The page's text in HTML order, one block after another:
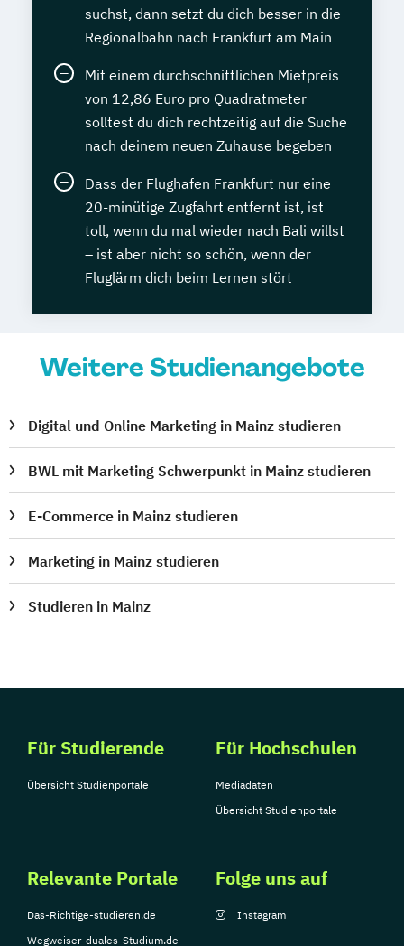
suchst, dann setzt du dich besser in die
Regionalbahn nach Frankfurt am Main
Mit einem durchschnittlichen Mietpreis
von 12,86 Euro pro Quadratmeter
solltest du dich rechtzeitig auf die Suche
nach deinem neuen Zuhause begeben
Dass der Flughafen Frankfurt nur eine
20-minütige Zugfahrt entfernt ist, ist
toll, wenn du mal wieder nach Bali willst
– ist aber nicht so schön, wenn der
Fluglärm dich beim Lernen stört
Weitere Studienangebote
Digital und Online Marketing in Mainz studieren
BWL mit Marketing Schwerpunkt in Mainz studieren
E-Commerce in Mainz studieren
Marketing in Mainz studieren
Studieren in Mainz
Für Studierende
Übersicht Studienportale
Für Hochschulen
Mediadaten
Übersicht Studienportale
Relevante Portale
Das-Richtige-studieren.de
Wegweiser-duales-Studium.de
Folge uns auf
Instagram